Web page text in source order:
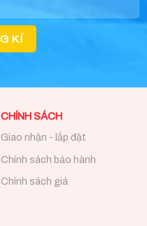
CHÍNH SÁCH
Giao nhận - lắp đặt
Chính sách bảo hành
Chính sách giá